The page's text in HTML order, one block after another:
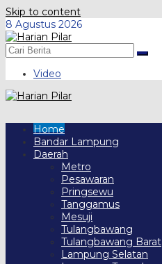
Skip to content
8 Agustus 2026
Video
Home
Bandar Lampung
Daerah
Metro
Pesawaran
Pringsewu
Tanggamus
Mesuji
Tulangbawang
Tulangbawang Barat
Lampung Selatan